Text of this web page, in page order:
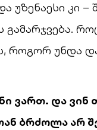
უზენაესი კი –
გამარჯვება.
როგორ უნდა
ვართ. და ვინ
ბრძოლა არ